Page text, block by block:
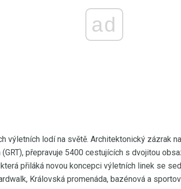
ad
výletních lodí na světě. Architektonický zázrak
přepravuje 5400 cestujících s dvojitou
přiláká novou koncepci výletních linek se
Královská promenáda, bazénová a